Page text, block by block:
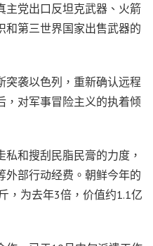
主党出口反坦克武器、火箭
和第三世界国家出售武器的
突袭以色列，重新确认远程
，对军事冒险主义的执着倾
和搜刮民脂民膏的力度，
外部行动经费。朝鲜今年的
，为去年3倍，价值约1.1亿